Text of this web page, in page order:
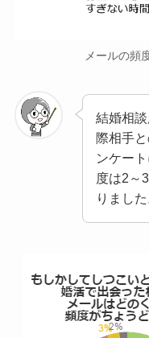
メールの頻
結婚相
際相手
ンケー
度は2～
りました